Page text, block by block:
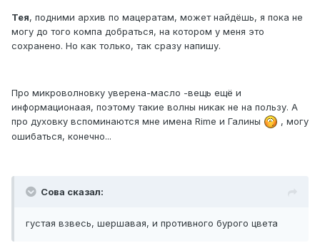
Тея, подними архив по мацератам, может найдёшь, я пока не
могу до того компа добраться, на котором у меня это
сохранено. Но как только, так сразу напишу.
Про микроволновку уверена-масло -вещь ещё и
информационаая, поэтому такие волны никак не на пользу. А
про духовку вспоминаются мне имена Rime и Галины
, могу
ошибаться, конечно...
Сова сказал:
густая взвесь, шершавая, и противного бурого цвета